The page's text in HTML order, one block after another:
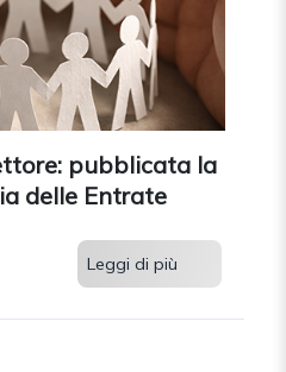
pubblicata la
delle Entrate
Leggi di più